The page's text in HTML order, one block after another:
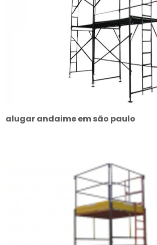
alugar andaime em são paulo